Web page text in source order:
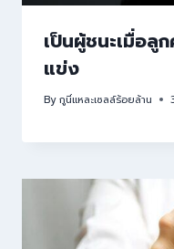
เป็นผู้ชนะเมื่อลู
แข่ง
Byกูนี่แหละเซลล์ร้อยล้าน